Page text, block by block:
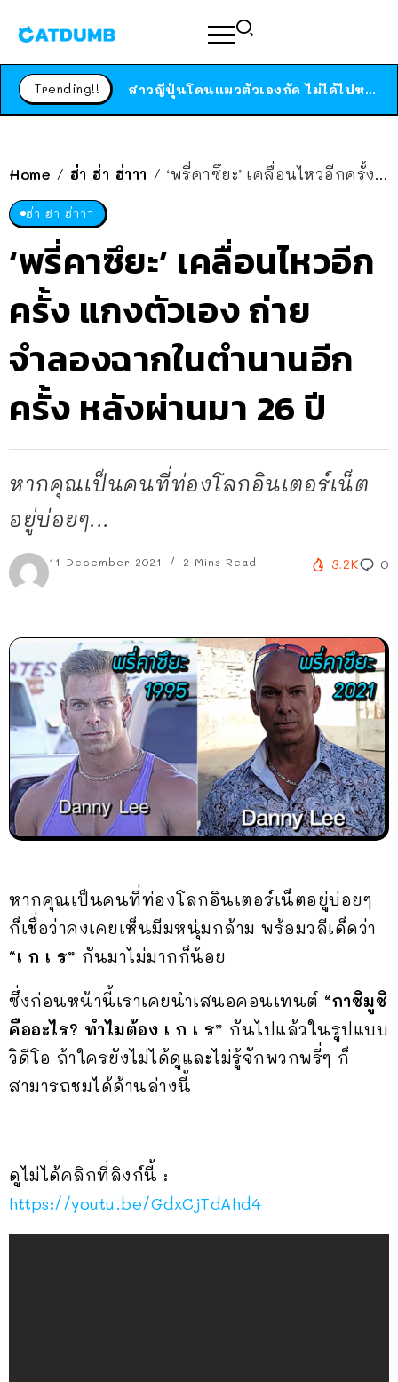
Trending!! สาวญี่ปุ่นโดนแมวตัวเองกัด ไม่ได้ไปหาหมอตั้งแต่เนิ่นๆ สุดท้ายขาบวม กลายเป็นโรคเนื้อเน่า เตือนทาสแมวทั้งหลายให้ระวัง
Home / ฮ่า ฮ่า ฮ่าาา / ‘พรี่คาซึยะ’ เคลื่อนไหวอีกครั้ง แกงตัวเอง ถ่ายจำลองฉากในตำนานอีกครั้ง หลังผ่านมา 26 ปี
ฮ่า ฮ่า ฮ่าาา
‘พรี่คาซึยะ’ เคลื่อนไหวอีก
ครั้ง แกงตัวเอง ถ่าย
จำลองฉากในตำนานอีก
ครั้ง หลังผ่านมา 26 ปี
หากคุณเป็นคนที่ท่องโลกอินเตอร์เน็ต
อยู่บ่อยๆ...
11 December 2021 2 Mins Read 3.2K 0
หากคุณเป็นคนที่ท่องโลกอินเตอร์เน็ตอยู่บ่อยๆ
ก็เชื่อว่าคงเคยเห็นมีมหนุ่มกล้าม พร้อมวลีเด็ดว่า
“เ ก เ ร” กันมาไม่มากก็น้อย
ซึ่งก่อนหน้านี้เราเคยนำเสนอคอนเทนต์ “กาชิมูชิ
คืออะไร? ทำไมต้อง เ ก เ ร” กันไปแล้วในรูปแบบ
วิดีโอ ถ้าใครยังไม่ได้ดูและไม่รู้จักพวกพรี่ๆ ก็
สามารถชมได้ด้านล่างนี้
ดูไม่ได้คลิกที่ลิงก์นี้ :
https://youtu.be/GdxCjTdAhd4